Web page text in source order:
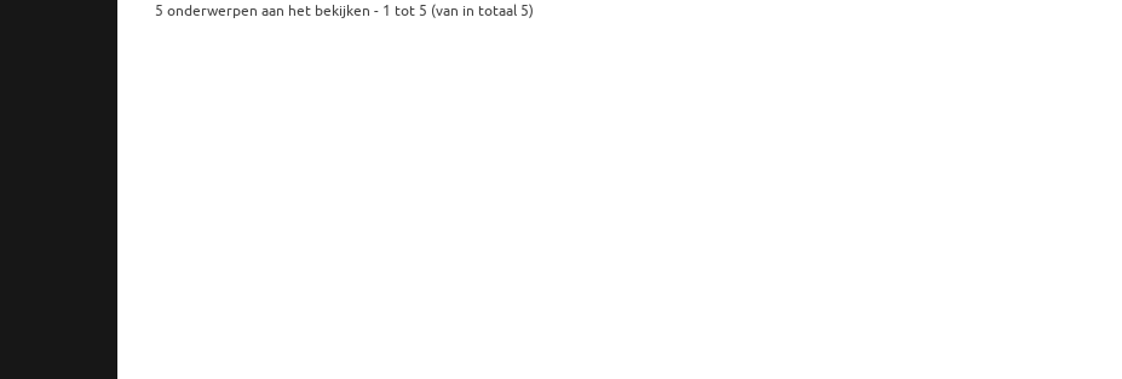
5 onderwerpen aan het bekijken - 1 tot 5 (van in totaal 5)